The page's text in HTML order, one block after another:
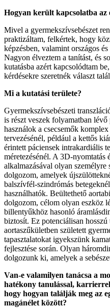
Hogyan került kapcsolatba az
Mivel a gyermekszívsebészet
praktizáltam, felkértek, hogy
képzésben, valamint országos
Nagyon élveztem a tanítást, és
kutatásba azért kapcsolódtam
kérdésekre szeretnék választ
Mi a kutatási területe?
Gyermekszívsebészeti
is részt veszek folyamatban
használok a csecsemők
tervezésénél, például a kettős
érintett páciensek intrakardiális
méretezésénél. A 3D-nyomtatás
alkalmazásával olyan személyre
dolgozom, amelyek
balszívfél-szindrómás
használhatók. Beültethető
dolgozom, célom olyan eszköz
billentyűkhöz hasonló
biztosít. Ez potenciálisan
aortaszűkületben született
tapasztalatokat igyekszünk
fejlesztése során. Olyan
dolgozunk ki, amelyek a
Van-e valamilyen tanácsa a
hatékony tanulással,
hogy hogyan találják meg az
magánélet között?